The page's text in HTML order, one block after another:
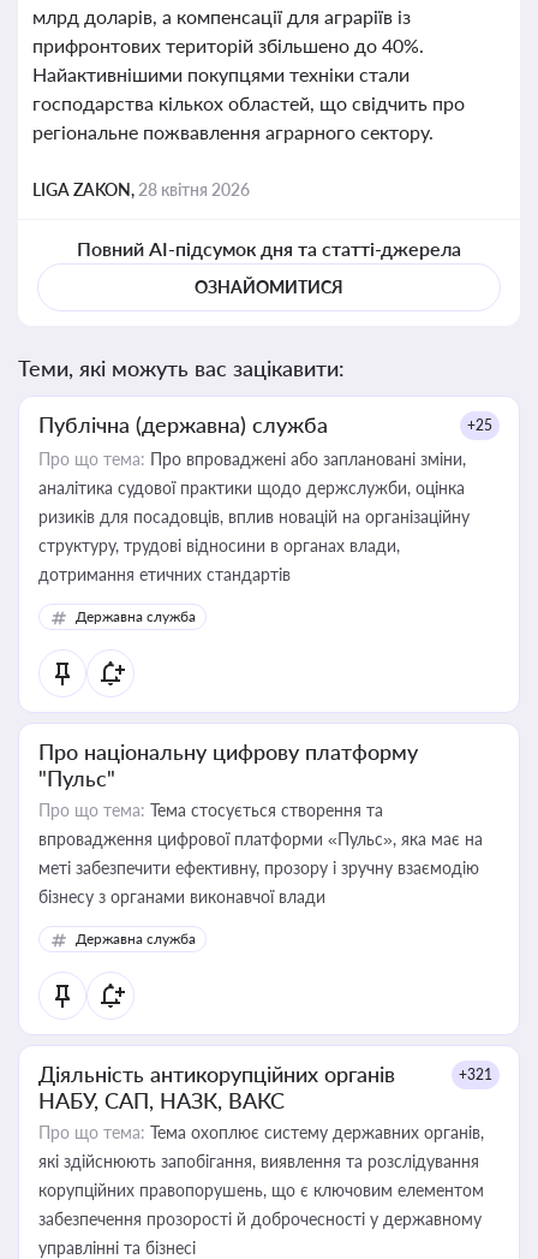
млрд доларів, а компенсації для аграріїв із
прифронтових територій збільшено до 40%.
Найактивнішими покупцями техніки стали
господарства кількох областей, що свідчить про
регіональне пожвавлення аграрного сектору.
LIGA ZAKON, 28 квітня 2026
Повний AI-підсумок дня та статті-джерела
ОЗНАЙОМИТИСЯ
Теми, які можуть вас зацікавити:
Публічна (державна) служба +25
Про що тема: Про впроваджені або заплановані зміни,
аналітика судової практики щодо держслужби, оцінка
ризиків для посадовців, вплив новацій на організаційну
структуру, трудові відносини в органах влади,
дотримання етичних стандартів
Державна служба
Про національну цифрову платформу
"Пульс"
Про що тема: Тема стосується створення та
впровадження цифрової платформи «Пульс», яка має на
меті забезпечити ефективну, прозору і зручну взаємодію
бізнесу з органами виконавчої влади
Державна служба
Діяльність антикорупційних органів
НАБУ, САП, НАЗК, ВАКС
+321
Про що тема: Тема охоплює систему державних органів,
які здійснюють запобігання, виявлення та розслідування
корупційних правопорушень, що є ключовим елементом
забезпечення прозорості й доброчесності у державному
управлінні та бізнесі